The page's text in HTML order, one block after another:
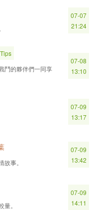
07-07
21:24
Tips
鬥的夥伴們一同享
07-08
13:10
07-09
13:17
事。
07-09
13:42
。
07-09
14:11